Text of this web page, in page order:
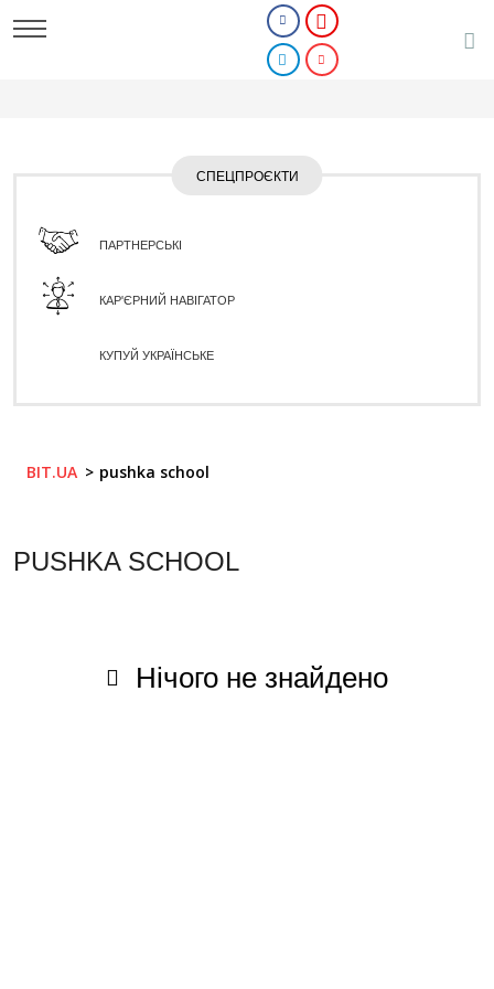
СПЕЦПРОЄКТИ
ПАРТНЕРСЬКІ
КАР'ЄРНИЙ НАВІГАТОР
КУПУЙ УКРАЇНСЬКЕ
BIT.UA pushka school
PUSHKA SCHOOL
Нічого не знайдено